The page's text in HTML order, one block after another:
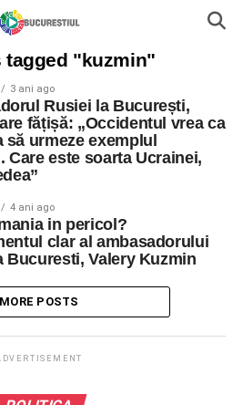
tagged "kuzmin"
3 ani ago
Rusiei la București,
fățișă: „Occidentul vrea ca
să urmeze exemplul
Care este soarta Ucrainei,
4 ani ago
in pericol?
clar al ambasadorului
Bucuresti, Valery Kuzmin
MORE POSTS